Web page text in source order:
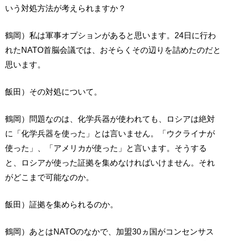
いう対処方法が考えられますか？
鶴岡）私は軍事オプションがあると思います。24日に行わ
れたNATO首脳会議では、おそらくその辺りを詰めたのだと
思います。
飯田）その対処について。
鶴岡）問題なのは、化学兵器が使われても、ロシアは絶対
に「化学兵器を使った」とは言いません。「ウクライナが
使った」、「アメリカが使った」と言います。そうする
と、ロシアが使った証拠を集めなければいけません。それ
がどこまで可能なのか。
飯田）証拠を集められるのか。
鶴岡）あとはNATOのなかで、加盟30ヵ国がコンセンサス